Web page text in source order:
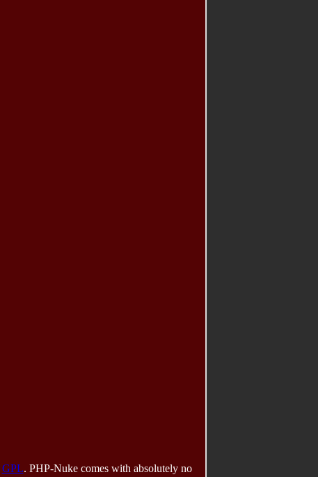
GPL. PHP-Nuke comes with absolutely no